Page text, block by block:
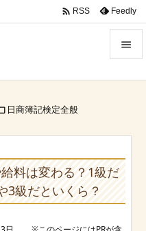

Prev

 RSS Feedly
日商簿記検定全般
料は変わる？1級だ
3級だといくら？